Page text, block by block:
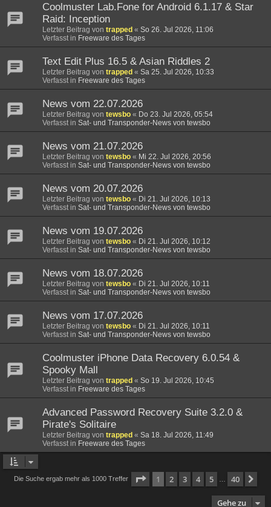
Coolmuster Lab.Fone for Android 6.1.17 & Star
Raid: Inception
Letzter Beitrag von trapped « So 26. Jul 2026, 11:06
Verfasst in Freeware des Tages
Text Edit Plus 16.5 & Asian Riddles 2
Letzter Beitrag von trapped « Sa 25. Jul 2026, 10:33
Verfasst in Freeware des Tages
News vom 22.07.2026
Letzter Beitrag von tewsbo « Do 23. Jul 2026, 05:54
Verfasst in Sat- und Transponder-News von tewsbo
News vom 21.07.2026
Letzter Beitrag von tewsbo « Mi 22. Jul 2026, 20:56
Verfasst in Sat- und Transponder-News von tewsbo
News vom 20.07.2026
Letzter Beitrag von tewsbo « Di 21. Jul 2026, 10:13
Verfasst in Sat- und Transponder-News von tewsbo
News vom 19.07.2026
Letzter Beitrag von tewsbo « Di 21. Jul 2026, 10:12
Verfasst in Sat- und Transponder-News von tewsbo
News vom 18.07.2026
Letzter Beitrag von tewsbo « Di 21. Jul 2026, 10:11
Verfasst in Sat- und Transponder-News von tewsbo
News vom 17.07.2026
Letzter Beitrag von tewsbo « Di 21. Jul 2026, 10:11
Verfasst in Sat- und Transponder-News von tewsbo
Coolmuster iPhone Data Recovery 6.0.54 &
Spooky Mall
Letzter Beitrag von trapped « So 19. Jul 2026, 10:45
Verfasst in Freeware des Tages
Advanced Password Recovery Suite 3.2.0 &
Pirate's Solitaire
Letzter Beitrag von trapped « Sa 18. Jul 2026, 11:49
Verfasst in Freeware des Tages
Die Suche ergab mehr als 1000 Treffer Seite 1von 40
1 2 3 4 5 40
Gehe zu